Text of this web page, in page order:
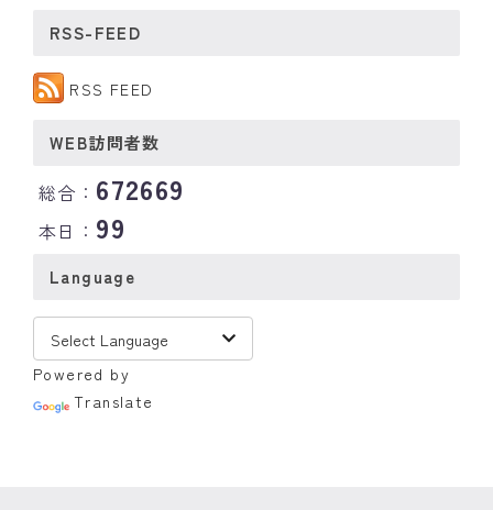
RSS-FEED
RSS FEED
WEB訪問者数
総合： 672669
本日： 99
Language
Powered by
Translate